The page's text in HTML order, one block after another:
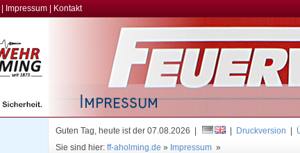
Impressum Kontakt
Guten Tag, heute ist der 07.08.2026 | Druckversion
Sie sind hier: ff-aholming.de » Impressum »